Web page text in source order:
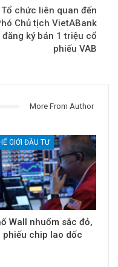
Tổ chức liên quan đến
Chủ tịch VietABank
đăng ký bán 1 triệu cổ
phiếu VAB
More From Author
GIỚI ĐẦU TƯ
Wall nhuốm sắc đỏ,
phiếu chip lao dốc